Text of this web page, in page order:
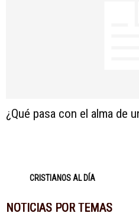
¿Qué pasa con el alma de
CRISTIANOS AL DÍA
NOTICIAS POR TEMAS